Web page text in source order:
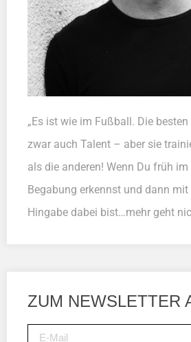
„Es ist wie im Fußball. Die
zwar auch Talent – aber sie
als die anderen! Wenn Du früh im
Begabung erkennst und dann mit
Hingabe dabei bist…mehr geht
ZUM NEWSLETTER